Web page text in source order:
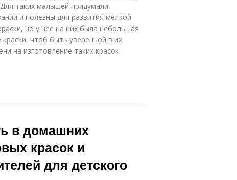
таких малышей придумали
и полезны для развития мелкой
но у нее на них была небольшая
чтоб быть уверенной в их
на изготовление таких красок
в домашних
красок и
для детского